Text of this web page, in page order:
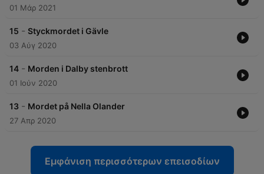
01 Μάρ 2021
15 - Styckmordet i Gävle
03 Αύγ 2020
14 - Morden i Dalby stenbrott
01 Ιούν 2020
13 - Mordet på Nella Olander
27 Απρ 2020
Εμφάνιση περισσότερων επεισοδίων